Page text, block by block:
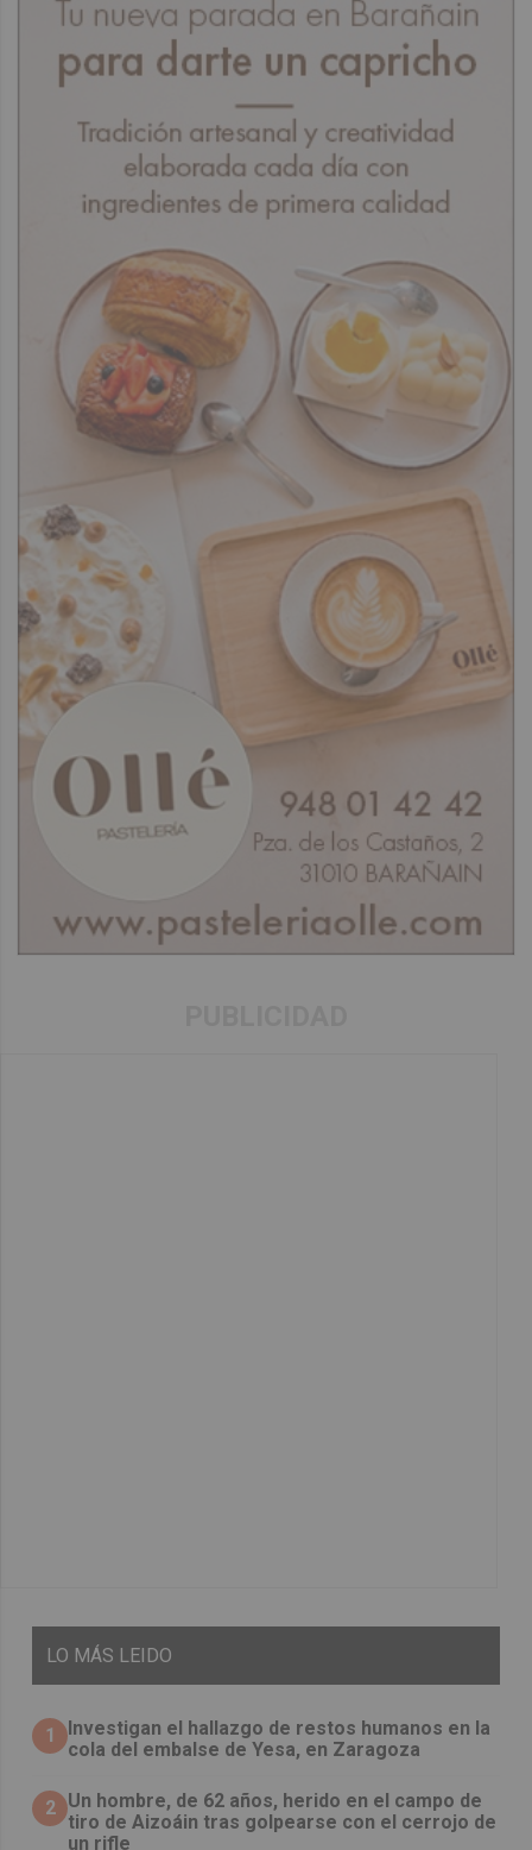
LO MÁS LEIDO
1
Investigan el hallazgo de restos humanos en la
cola del embalse de Yesa, en Zaragoza
2 Un hombre, de 62 años, herido en el campo de
tiro de Aizoáin tras golpearse con el cerrojo de
un rifle